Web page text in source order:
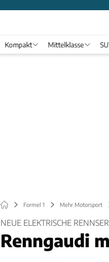
Kompakt Mittelklasse
Formel 1 Mehr Motorsport
NEUE ELEKTRISCHE
Renngaudi